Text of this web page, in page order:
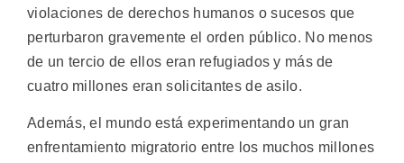
violaciones de derechos humanos o sucesos que
perturbaron gravemente el orden público. No menos
de un tercio de ellos eran refugiados y más de
cuatro millones eran solicitantes de asilo.
Además, el mundo está experimentando un gran
enfrentamiento migratorio entre los muchos millones